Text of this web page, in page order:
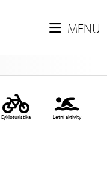
MENU
Cykloturistika Letní aktivity